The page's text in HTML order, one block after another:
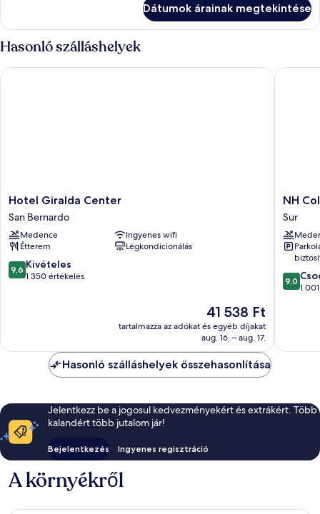
Dátumok árainak megtekintése
Hasonló szálláshelyek
Hotel
Giralda
Center
San
Bernardo
Hotel Giralda Center
San Bernardo
Medence
Ingyenes wifi
Étterem
Légkondicionálás
9.6
ennyiből:
9,6 Kivételes
1 350 értékelés
Az
ár
41 538 Ft
41 538 Ft
tartalmazza az adókat és egyéb díjakat
aug. 16. – aug. 17.
Hotel Giralda Center
NH
Sevilla
Sur
NH
Sur
9.0
9,0
1
NH
Hasonló szálláshelyek összehasonlítása
Jelentkezz be a jogosul kedvezményekért és extrákért. Több
kalandért több jutalom jár!
Bejelentkezés Ingyenes regisztráció
A környékről